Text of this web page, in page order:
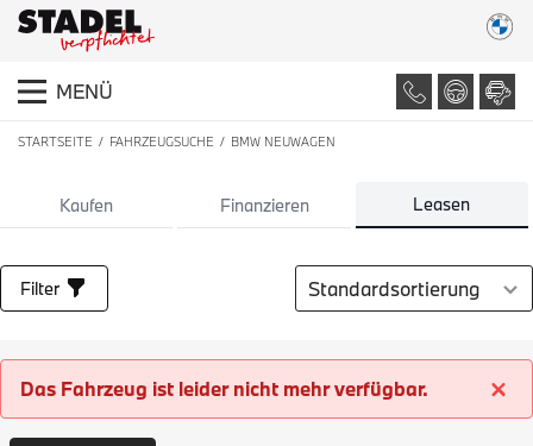
MENÜ
STARTSEITE FAHRZEUGSUCHE BMW NEUWAGEN
Kaufen Finanzieren Leasen
Filter Sortierung auswählen
Das Fahrzeug ist leider nicht mehr verfügbar.